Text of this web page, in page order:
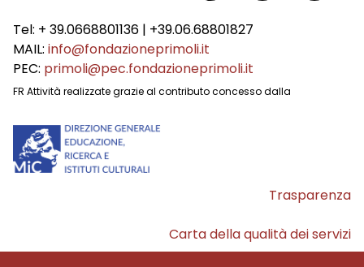
Tel: + 39.0668801136 | +39.06.68801827
MAIL: info@fondazioneprimoli.it
PEC: primoli@pec.fondazioneprimoli.it
FR Attività realizzate grazie al contributo concesso dalla
Trasparenza
Carta della qualità dei servizi